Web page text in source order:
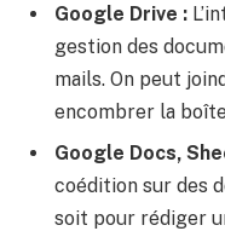
Google Drive :
gestion des
mails. On peut
encombrer la
Google Docs,
coédition sur des
soit pour rédiger